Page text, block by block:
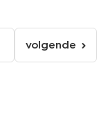
volgende
pagina
volgende